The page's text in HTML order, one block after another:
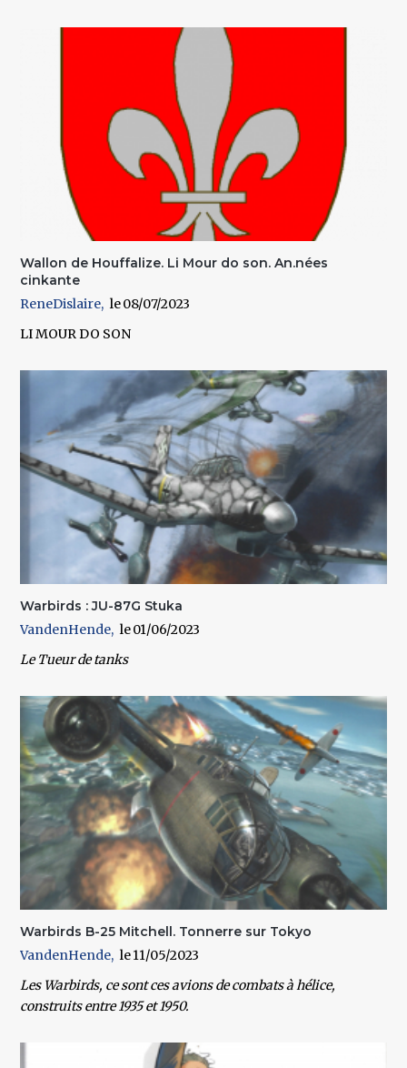
Wallon de Houffalize. Li Mour do son. An.nées
cinkante
ReneDislaire
08/07/2023
LI MOUR DO SON
Warbirds : JU-87G Stuka
VandenHende
01/06/2023
Le Tueur de tanks
Warbirds B-25 Mitchell. Tonnerre sur Tokyo
VandenHende
11/05/2023
Les Warbirds, ce sont ces avions de combats à hélice,
construits entre 1935 et 1950.